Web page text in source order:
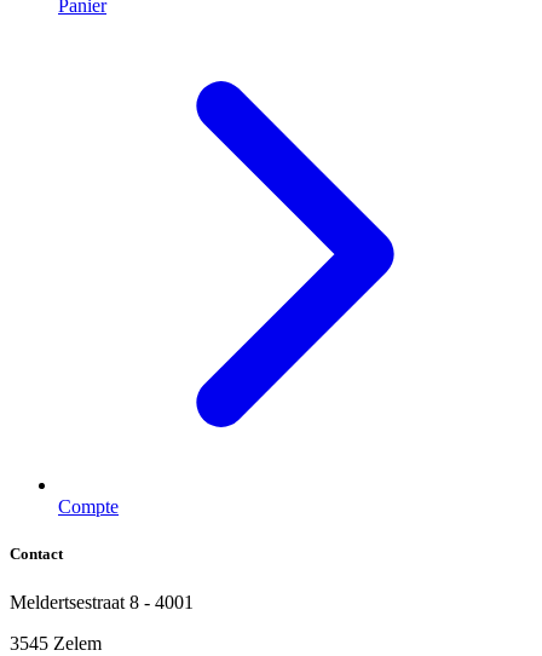
Panier
Compte
Contact
Meldertsestraat 8 - 4001
3545 Zelem